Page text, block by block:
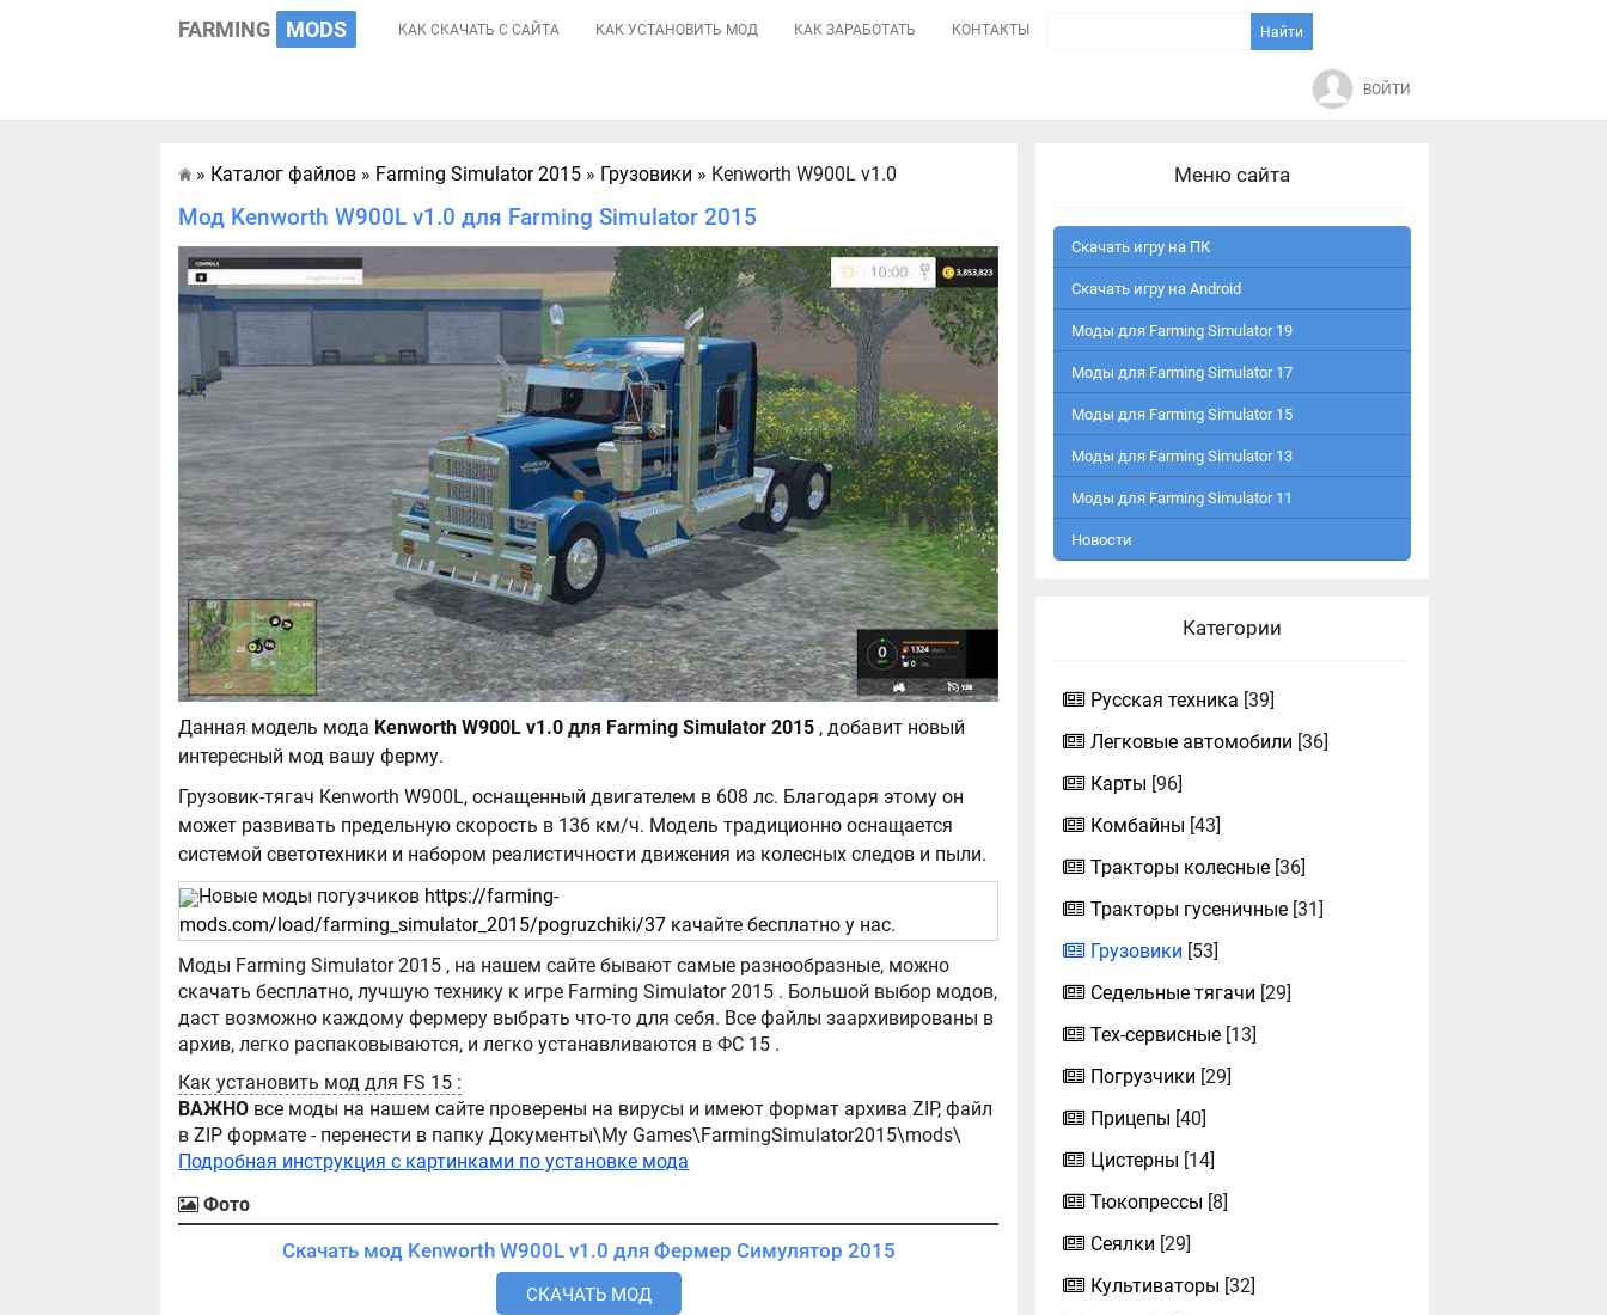
FARMING MODS КАК СКАЧАТЬ С САЙТА КАК УСТАНОВИТЬ МОД КАК ЗАРАБОТАТЬ КОНТАКТЫ
ВОЙТИ
Главная
» Каталог файлов » Farming Simulator 2015 » Грузовики » Kenworth W900L v1.0
Мод Kenworth W900L v1.0 для Farming Simulator 2015
Данная модель мода Kenworth W900L v1.0 для Farming Simulator 2015 , добавит новый
интересный мод вашу ферму.
Грузовик-тягач Kenworth W900L, оснащенный двигателем в 608 лс. Благодаря этому он
может развивать предельную скорость в 136 км/ч. Модель традиционно оснащается
системой светотехники и набором реалистичности движения из колесных следов и пыли.
Новые моды погузчиков https://farming-
mods.com/load/farming_simulator_2015/pogruzchiki/37 качайте бесплатно у нас.
Моды Farming Simulator 2015 , на нашем сайте бывают самые разнообразные, можно
скачать бесплатно, лучшую технику к игре Farming Simulator 2015 . Большой выбор модов,
даст возможно каждому фермеру выбрать что-то для себя. Все файлы заархивированы в
архив, легко распаковываются, и легко устанавливаются в ФС 15 .
Как установить мод для FS 15 :
ВАЖНО все моды на нашем сайте проверены на вирусы и имеют формат архива ZIP, файл
в ZIP формате - перенести в папку Документы\My Games\FarmingSimulator2015\mods\
Подробная инструкция с картинками по установке мода
Фото
Скачать мод Kenworth W900L v1.0 для Фермер Симулятор 2015
СКАЧАТЬ МОД
Меню сайта
Скачать игру на ПК
Скачать игру на Android
Моды для Farming Simulator 19
Моды для Farming Simulator 17
Моды для Farming Simulator 15
Моды для Farming Simulator 13
Моды для Farming Simulator 11
Новости
Категории
Русская техника [39]
Легковые автомобили [36]
Карты [96]
Комбайны [43]
Тракторы колесные [36]
Тракторы гусеничные [31]
Грузовики [53]
Седельные тягачи [29]
Тех-сервисные [13]
Погрузчики [29]
Прицепы [40]
Цистерны [14]
Тюкопрессы [8]
Сеялки [29]
Культиваторы [32]